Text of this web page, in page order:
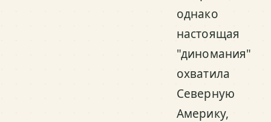
однако
настоящая
"диномания"
охватила
Северную
Америку,